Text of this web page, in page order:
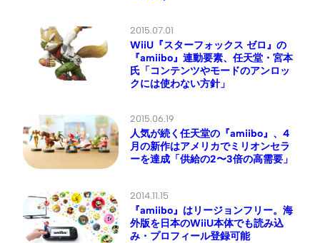
2015.07.01
WiiU『スターフォックス ゼロ』の
『amiibo』連動要素、任天堂・宮本
氏「コンテンツやモードのアンロッ
クには使わない方針」
2015.06.19
人気が続く任天堂の『amiibo』、4
月の新作はアメリカでミリオンセラ
ーを達成「供給の2〜3倍の高需要」
2014.11.15
『amiibo』はリージョンフリー。海
外版を日本のWiiU本体でも読み込
み・プロフィール登録可能